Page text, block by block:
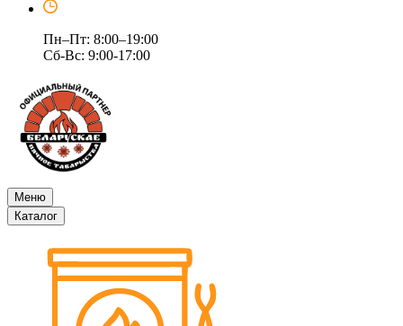
Пн–Пт: 8:00–19:00
Сб-Вс: 9:00-17:00
Меню
Каталог